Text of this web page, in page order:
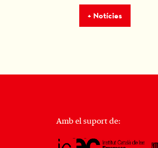
+ Notícies
Amb el suport de: